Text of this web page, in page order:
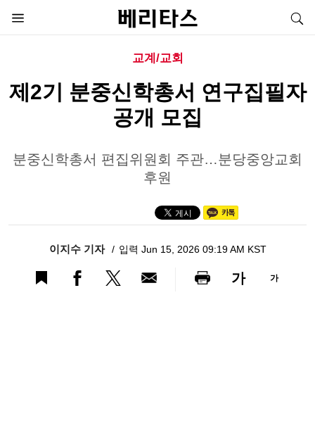
교계/교회
제2기 분중신학총서 연구집필자
공개 모집
분중신학총서 편집위원회 주관…분당중앙교회
후원
이지수 기자 입력 Jun 15, 2026 09:19 AM KST
가 가